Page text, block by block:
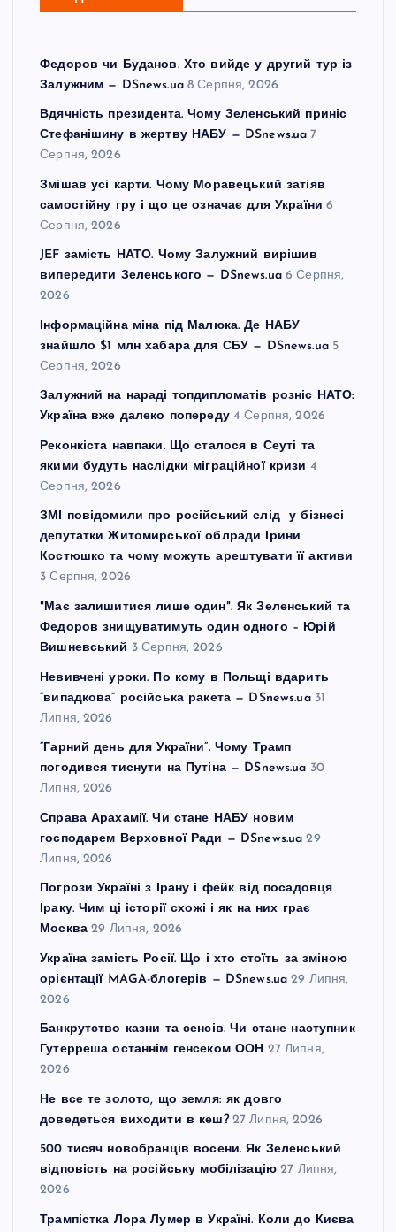
Федоров чи Буданов. Хто вийде у другий тур із
Залужним — DSnews.ua 8 Серпня, 2026
Вдячність президента. Чому Зеленський приніс
Стефанішину в жертву НАБУ — DSnews.ua 7
Серпня, 2026
Змішав усі карти. Чому Моравецький затіяв
самостійну гру і що це означає для України 6
Серпня, 2026
JEF замість НАТО. Чому Залужний вирішив
випередити Зеленського — DSnews.ua 6 Серпня,
2026
Інформаційна міна під Малюка. Де НАБУ
знайшло $1 млн хабара для СБУ — DSnews.ua 5
Серпня, 2026
Залужний на нараді топдипломатів розніс НАТО:
Україна вже далеко попереду 4 Серпня, 2026
Реконкіста навпаки. Що сталося в Сеуті та
якими будуть наслідки міграційної кризи 4
Серпня, 2026
ЗМІ повідомили про російський слід у бізнесі
депутатки Житомирської облради Ірини
Костюшко та чому можуть арештувати її активи
3 Серпня, 2026
"Має залишитися лише один". Як Зеленський та
Федоров знищуватимуть один одного – Юрій
Вишневський 3 Серпня, 2026
Невивчені уроки. По кому в Польщі вдарить
“випадкова” російська ракета — DSnews.ua 31
Липня, 2026
“Гарний день для України”. Чому Трамп
погодився тиснути на Путіна — DSnews.ua 30
Липня, 2026
Справа Арахамії. Чи стане НАБУ новим
господарем Верховної Ради — DSnews.ua 29
Липня, 2026
Погрози Україні з Ірану і фейк від посадовця
Іраку. Чим ці історії схожі і як на них грає
Москва 29 Липня, 2026
Україна замість Росії. Що і хто стоїть за зміною
орієнтації MAGA-блогерів — DSnews.ua 29 Липня,
2026
Банкрутство казни та сенсів. Чи стане наступник
Гутерреша останнім генсеком ООН 27 Липня,
2026
Не все те золото, що земля: як довго
доведеться виходити в кеш? 27 Липня, 2026
500 тисяч новобранців восени. Як Зеленський
відповість на російську мобілізацію 27 Липня,
2026
Трампістка Лора Лумер в Україні. Коли до Києва